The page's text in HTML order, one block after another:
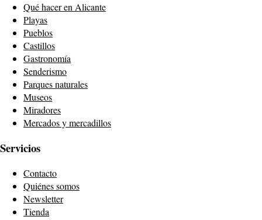
Qué hacer en Alicante
Playas
Pueblos
Castillos
Gastronomía
Senderismo
Parques naturales
Museos
Miradores
Mercados y mercadillos
Servicios
Contacto
Quiénes somos
Newsletter
Tienda